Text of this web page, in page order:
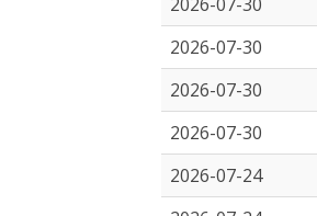
2026-07-30
2026-07-30
2026-07-30
2026-07-24